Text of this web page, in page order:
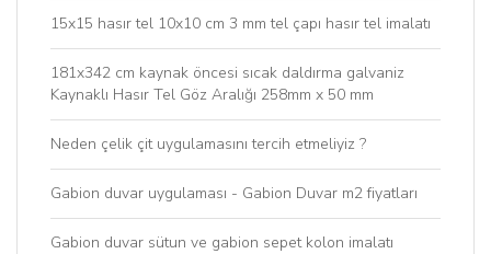
15x15 hasır tel 10x10 cm 3 mm tel çapı hasır tel imalatı
181x342 cm kaynak öncesi sıcak daldırma galvaniz
Kaynaklı Hasır Tel Göz Aralığı 258mm x 50 mm
Neden çelik çit uygulamasını tercih etmeliyiz ?
Gabion duvar uygulaması - Gabion Duvar m2 fiyatları
Gabion duvar sütun ve gabion sepet kolon imalatı